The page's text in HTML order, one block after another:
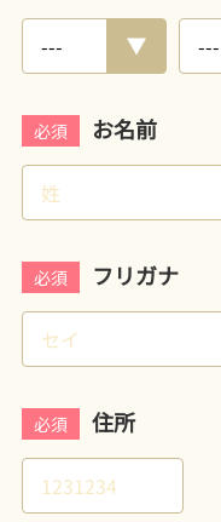
必須 お名前
必須 フリガナ
必須 住所